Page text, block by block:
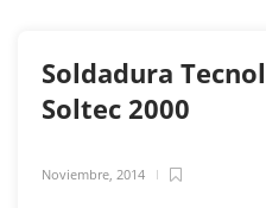
Soldadura
Soltec 2000
Noviembre, 2014